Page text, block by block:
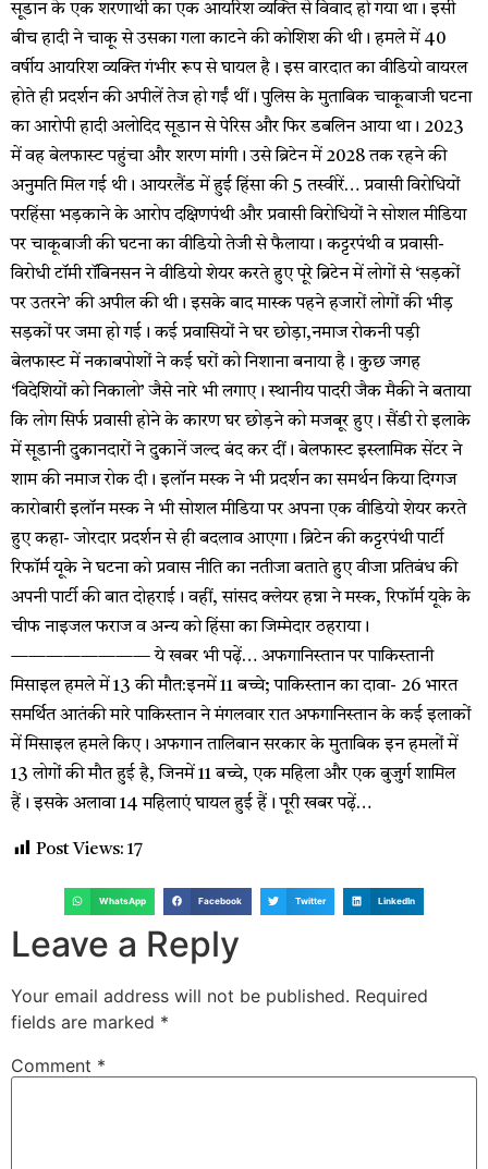
सूडान के एक शरणार्थी का एक आयरिश व्यक्ति से विवाद हो गया था। इसी
बीच हादी ने चाकू से उसका गला काटने की कोशिश की थी। हमले में 40
वर्षीय आयरिश व्यक्ति गंभीर रूप से घायल है। इस वारदात का वीडियो वायरल
होते ही प्रदर्शन की अपीलें तेज हो गईं थीं। पुलिस के मुताबिक चाकूबाजी घटना
का आरोपी हादी अलोदिद सूडान से पेरिस और फिर डबलिन आया था। 2023
में वह बेलफास्ट पहुंचा और शरण मांगी। उसे ब्रिटेन में 2028 तक रहने की
अनुमति मिल गई थी। आयरलैंड में हुई हिंसा की 5 तस्वीरें… प्रवासी विरोधियों
परहिंसा भड़काने के आरोप दक्षिणपंथी और प्रवासी विरोधियों ने सोशल मीडिया
पर चाकूबाजी की घटना का वीडियो तेजी से फैलाया। कट्टरपंथी व प्रवासी-
विरोधी टॉमी रॉबिनसन ने वीडियो शेयर करते हुए पूरे ब्रिटेन में लोगों से ‘सड़कों
पर उतरने’ की अपील की थी। इसके बाद मास्क पहने हजारों लोगों की भीड़
सड़कों पर जमा हो गई। कई प्रवासियों ने घर छोड़ा,नमाज रोकनी पड़ी
बेलफास्ट में नकाबपोशों ने कई घरों को निशाना बनाया है। कुछ जगह
‘विदेशियों को निकालो’ जैसे नारे भी लगाए। स्थानीय पादरी जैक मैकी ने बताया
कि लोग सिर्फ प्रवासी होने के कारण घर छोड़ने को मजबूर हुए। सैंडी रो इलाके
में सूडानी दुकानदारों ने दुकानें जल्द बंद कर दीं। बेलफास्ट इस्लामिक सेंटर ने
शाम की नमाज रोक दी। इलॉन मस्क ने भी प्रदर्शन का समर्थन किया दिग्गज
कारोबारी इलॉन मस्क ने भी सोशल मीडिया पर अपना एक वीडियो शेयर करते
हुए कहा- जोरदार प्रदर्शन से ही बदलाव आएगा। ब्रिटेन की कट्टरपंथी पार्टी
रिफॉर्म यूके ने घटना को प्रवास नीति का नतीजा बताते हुए वीजा प्रतिबंध की
अपनी पार्टी की बात दोहराई। वहीं, सांसद क्लेयर हन्ना ने मस्क, रिफॉर्म यूके के
चीफ नाइजल फराज व अन्य को हिंसा का जिम्मेदार ठहराया।
———————— ये खबर भी पढ़ें… अफगानिस्तान पर पाकिस्तानी
मिसाइल हमले में 13 की मौत:इनमें 11 बच्चे; पाकिस्तान का दावा- 26 भारत
समर्थित आतंकी मारे पाकिस्तान ने मंगलवार रात अफगानिस्तान के कई इलाकों
में मिसाइल हमले किए। अफगान तालिबान सरकार के मुताबिक इन हमलों में
13 लोगों की मौत हुई है, जिनमें 11 बच्चे, एक महिला और एक बुजुर्ग शामिल
हैं। इसके अलावा 14 महिलाएं घायल हुई हैं। पूरी खबर पढ़ें…
Post Views: 17
WhatsApp Facebook Twitter LinkedIn
Leave a Reply
Your email address will not be published. Required
fields are marked *
Comment *